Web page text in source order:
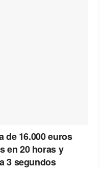
de 16.000 euros
en 20 horas y
3 segundos